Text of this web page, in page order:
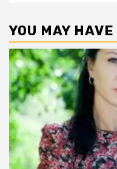
YOU MAY